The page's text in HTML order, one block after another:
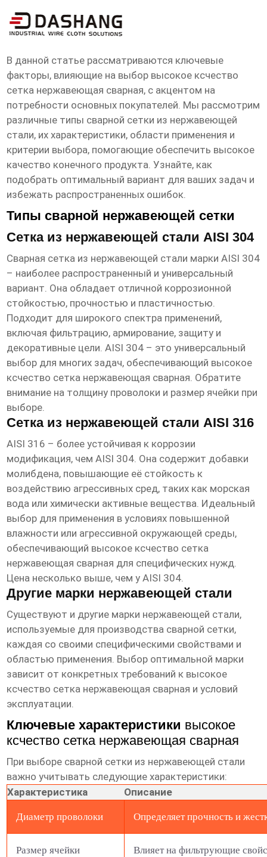
высокое ксчество сетка нержавеющая
сварная Основная страна покупателя
В данной статье рассматриваются ключевые
факторы, влияющие на выбор высокое ксчество
сетка нержавеющая сварная, с акцентом на
потребности основных покупателей. Мы рассмотрим
различные типы сварной сетки из нержавеющей
стали, их характеристики, области применения и
критерии выбора, помогающие обеспечить высокое
качество конечного продукта. Узнайте, как
подобрать оптимальный вариант для ваших задач и
избежать распространенных ошибок.
Типы сварной нержавеющей сетки
Сетка из нержавеющей стали AISI 304
Сварная сетка из нержавеющей стали марки AISI 304
– наиболее распространенный и универсальный
вариант. Она обладает отличной коррозионной
стойкостью, прочностью и пластичностью.
Подходит для широкого спектра применений,
включая фильтрацию, армирование, защиту и
декоративные цели. AISI 304 – это универсальный
выбор для многих задач, обеспечивающий высокое
ксчество сетка нержавеющая сварная. Обратите
внимание на толщину проволоки и размер ячейки при
выборе.
Сетка из нержавеющей стали AISI 316
AISI 316 – более устойчивая к коррозии
модификация, чем AISI 304. Она содержит добавки
молибдена, повышающие её стойкость к
воздействию агрессивных сред, таких как морская
вода или химически активные вещества. Идеальный
выбор для применения в условиях повышенной
влажности или агрессивной окружающей среды,
обеспечивающий высокое ксчество сетка
нержавеющая сварная для специфических нужд.
Цена несколько выше, чем у AISI 304.
Другие марки нержавеющей стали
Существуют и другие марки нержавеющей стали,
используемые для производства сварной сетки,
каждая со своими специфическими свойствами и
областью применения. Выбор оптимальной марки
зависит от конкретных требований к высокое
ксчество сетка нержавеющая сварная и условий
эксплуатации.
Ключевые характеристики высокое
ксчество сетка нержавеющая сварная
При выборе сварной сетки из нержавеющей стали
важно учитывать следующие характеристики:
Характеристика
Описание
Диаметр проволоки Определяет прочность и
Размер ячейки Влияет на фильтрующие